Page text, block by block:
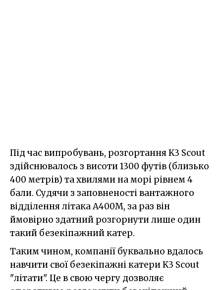
Під час випробувань, розгортання K3 Scout
здійснювалось з висоти 1300 футів (близько
400 метрів) та хвилями на морі рівнем 4
бали. Судячи з заповненості вантажного
відділення літака A400M, за раз він
ймовірно здатний розгорнути лише один
такий безекіпажний катер.
Таким чином, компанії буквально вдалось
навчити свої безекіпажні катери K3 Scout
"літати". Це в свою чергу дозволяє